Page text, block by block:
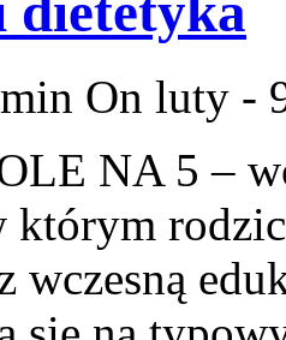
On luty -
NA 5 –
którym
wczesną